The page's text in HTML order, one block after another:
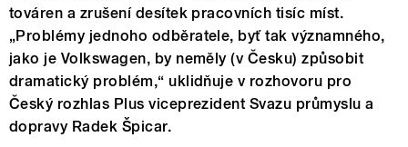
továren a zrušení desítek pracovních tisíc míst.
„Problémy jednoho odběratele, byť tak významného,
jako je Volkswagen, by neměly (v Česku) způsobit
dramatický problém,“ uklidňuje v rozhovoru pro
Český rozhlas Plus viceprezident Svazu průmyslu a
dopravy Radek Špicar.